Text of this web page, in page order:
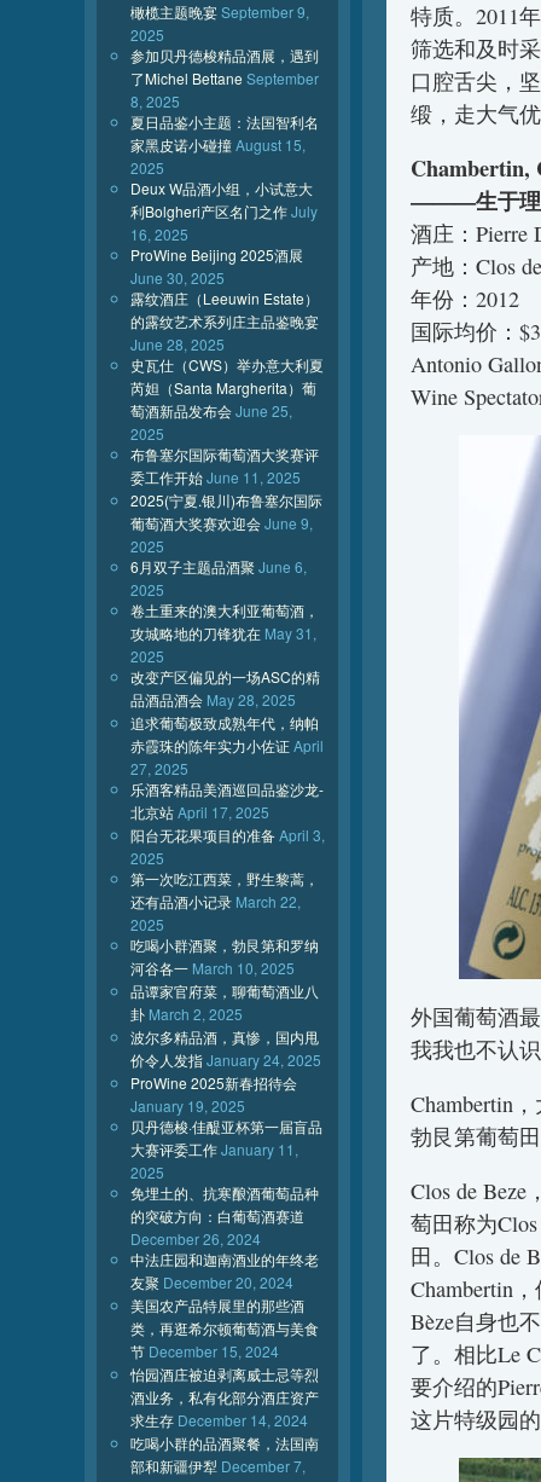
特质。2011
筛选和及时
口腔舌尖，
缎，走大气
Chambertin,
———生于理
酒庄：Pierre
产地：Clos
年份：2012
国际均价：
Antonio
Wine
外国葡萄酒
我我也不认
Chambertin
勃艮第葡萄
Clos de
萄田称为
田。Clos de
Chambertin
Bèze自身也
了。相比Le
要介绍的
这片特级园
橄榄主题晚宴September 9,
2025
参加贝丹德梭精品酒展，遇到
了Michel Bettane September
8, 2025
夏日品鉴小主题：法国智利名
家黑皮诺小碰撞August 15,
2025
Deux W品酒小组，小试意大
利Bolgheri产区名门之作July
16, 2025
ProWine Beijing 2025酒展
June 30, 2025
露纹酒庄（Leeuwin Estate）
的露纹艺术系列庄主品鉴晚宴
June 28, 2025
史瓦仕（CWS）举办意大利夏
芮妲（Santa Margherita）葡
萄酒新品发布会June 25,
2025
布鲁塞尔国际葡萄酒大奖赛评
委工作开始June 11, 2025
2025(宁夏.银川)布鲁塞尔国际
葡萄酒大奖赛欢迎会June 9,
2025
6月双子主题品酒聚 June 6,
2025
卷土重来的澳大利亚葡萄酒，
攻城略地的刀锋犹在 May 31,
2025
改变产区偏见的一场ASC的精
品酒品酒会 May 28, 2025
追求葡萄极致成熟年代，纳帕
赤霞珠的陈年实力小佐证April
27, 2025
乐酒客精品美酒巡回品鉴沙龙-
北京站April 17, 2025
阳台无花果项目的准备April 3,
2025
第一次吃江西菜，野生黎蒿，
还有品酒小记录 March 22,
2025
吃喝小群酒聚，勃艮第和罗纳
河谷各一 March 10, 2025
品谭家官府菜，聊葡萄酒业八
卦 March 2, 2025
波尔多精品酒，真惨，国内甩
价令人发指January 24, 2025
ProWine 2025新春招待会
January 19, 2025
贝丹德梭·佳醍亚杯第一届盲品
大赛评委工作January 11,
2025
免埋土的、抗寒酿酒葡萄品种
的突破方向：白葡萄酒赛道
December 26, 2024
中法庄园和迦南酒业的年终老
友聚 December 20, 2024
美国农产品特展里的那些酒
类，再逛希尔顿葡萄酒与美食
节 December 15, 2024
怡园酒庄被迫剥离威士忌等烈
酒业务，私有化部分酒庄资产
求生存 December 14, 2024
吃喝小群的品酒聚餐，法国南
部和新疆伊犁 December 7,